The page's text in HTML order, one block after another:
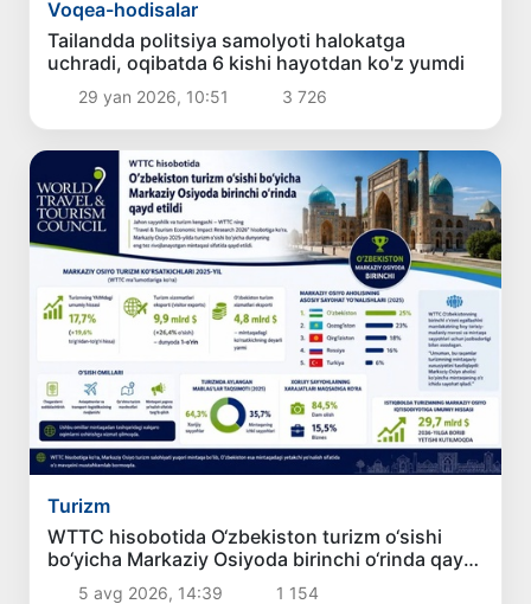
Voqea-hodisalar
Tailandda politsiya samolyoti halokatga
uchradi, oqibatda 6 kishi hayotdan ko'z yumdi
29 yan 2026, 10:51 3 726
Turizm
WTTC hisobotida O‘zbekiston turizm o‘sishi
bo‘yicha Markaziy Osiyoda birinchi o‘rinda qayd
etildi5 avg 2026, 14:39 1 154